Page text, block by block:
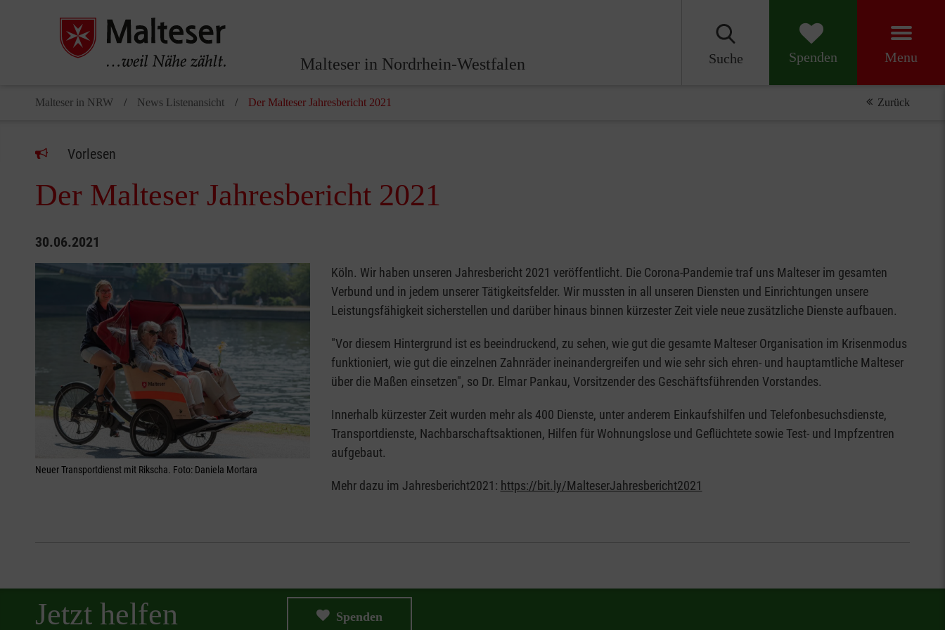
Malteser in Nordrhein-Westfalen Suche Spenden Menu
Malteser in NRW News Listenansicht Der Malteser Jahresbericht 2021 Zurück
Vorlesen
Der Malteser Jahresbericht 2021
30.06.2021
Neuer Transportdienst mit Rikscha. Foto: Daniela Mortara
Köln. Wir haben unseren Jahresbericht 2021 veröffentlicht. Die Corona-Pandemie traf uns Malteser im gesamten
Verbund und in jedem unserer Tätigkeitsfelder. Wir mussten in all unseren Diensten und Einrichtungen unsere
Leistungsfähigkeit sicherstellen und darüber hinaus binnen kürzester Zeit viele neue zusätzliche Dienste aufbauen.
"Vor diesem Hintergrund ist es beeindruckend, zu sehen, wie gut die gesamte Malteser Organisation im Krisenmodus
funktioniert, wie gut die einzelnen Zahnräder ineinandergreifen und wie sehr sich ehren- und hauptamtliche Malteser
über die Maßen einsetzen", so Dr. Elmar Pankau, Vorsitzender des Geschäftsführenden Vorstandes.
Innerhalb kürzester Zeit wurden mehr als 400 Dienste, unter anderem Einkaufshilfen und Telefonbesuchsdienste,
Transportdienste, Nachbarschaftsaktionen, Hilfen für Wohnungslose und Geflüchtete sowie Test- und Impfzentren
aufgebaut.
Mehr dazu im Jahresbericht2021: https://bit.ly/MalteserJahresbericht2021
Jetzt helfen Spenden